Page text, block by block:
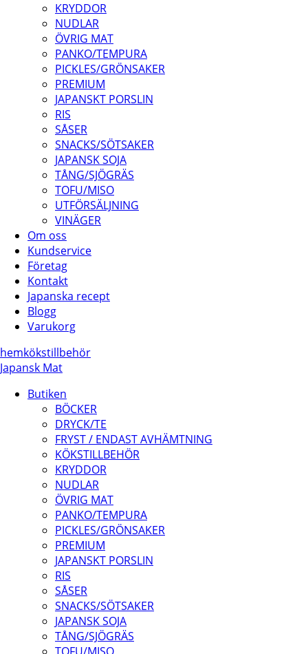
KRYDDOR
NUDLAR
ÖVRIG MAT
PANKO/TEMPURA
PICKLES/GRÖNSAKER
PREMIUM
JAPANSKT PORSLIN
RIS
SÅSER
SNACKS/SÖTSAKER
JAPANSK SOJA
TÅNG/SJÖGRÄS
TOFU/MISO
UTFÖRSÄLJNING
VINÄGER
Om oss
Kundservice
Företag
Kontakt
Japanska recept
Blogg
Varukorg
hemkökstillbehör
Japansk Mat
Butiken
BÖCKER
DRYCK/TE
FRYST / ENDAST AVHÄMTNING
KÖKSTILLBEHÖR
KRYDDOR
NUDLAR
ÖVRIG MAT
PANKO/TEMPURA
PICKLES/GRÖNSAKER
PREMIUM
JAPANSKT PORSLIN
RIS
SÅSER
SNACKS/SÖTSAKER
JAPANSK SOJA
TÅNG/SJÖGRÄS